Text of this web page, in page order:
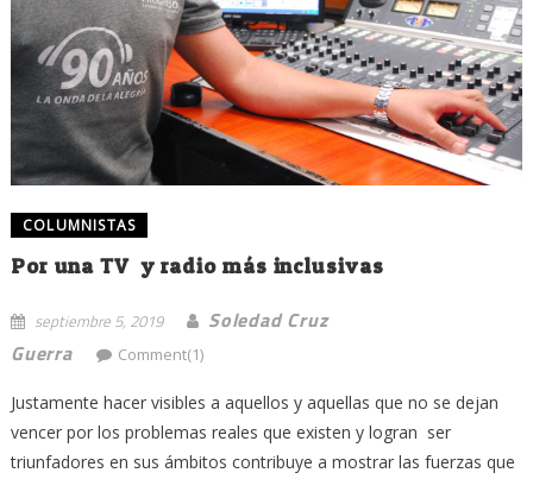
COLUMNISTAS
Por una TV y radio más inclusivas
septiembre 5, 2019
Soledad Cruz
Guerra
Comment(1)
Justamente hacer visibles a aquellos y aquellas que no se dejan
vencer por los problemas reales que existen y logran ser
triunfadores en sus ámbitos contribuye a mostrar las fuerzas que